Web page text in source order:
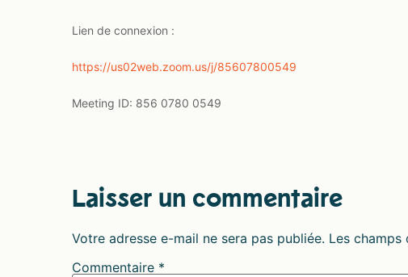
Lien de connexion :
https://us02web.zoom.us/j/85607800549
Meeting ID: 856 0780 0549
Laisser un commentaire
Votre adresse e-mail ne sera pas publiée. Les
Commentaire *